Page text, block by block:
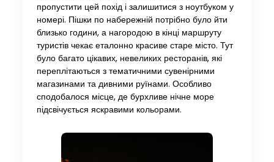
пропустити цей похід і залишитися з ноутбуком у
номері. Пішки по набережній потрібно було йти
близько години, а нагородою в кінці маршруту
туристів чекає еталонно красиве старе місто. Тут
було багато цікавих, невеликих ресторанів, які
переплітаються з тематичними сувенірними
магазинами та дивними руїнами. Особливо
сподобалося місце, де бурхливе нічне море
підсвічується яскравими кольорами.